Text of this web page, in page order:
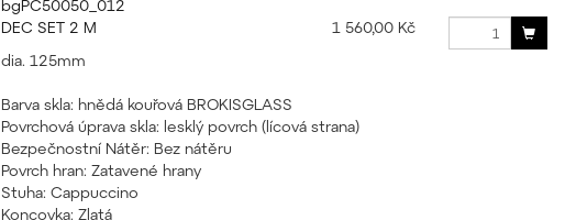
bgPC50050_012
DEC SET 2 M
1 560,00 Kč
dia. 125mm
Barva skla: hnědá kouřová BROKISGLASS
Povrchová úprava skla: lesklý povrch (lícová strana)
Bezpečnostní Nátěr: Bez nátěru
Povrch hran: Zatavené hrany
Stuha: Cappuccino
Koncovka: Zlatá